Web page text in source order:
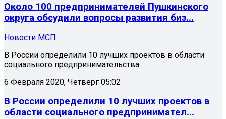
Около 100 предпринимателей Пушкинского
округа обсудили вопросы развития биз...
Новости МСП
В России определили 10 лучших проектов в области
социального предпринимательства.
6 Февраля 2020, Четверг 05:02
В России определили 10 лучших проектов в
области социального предпринимател...